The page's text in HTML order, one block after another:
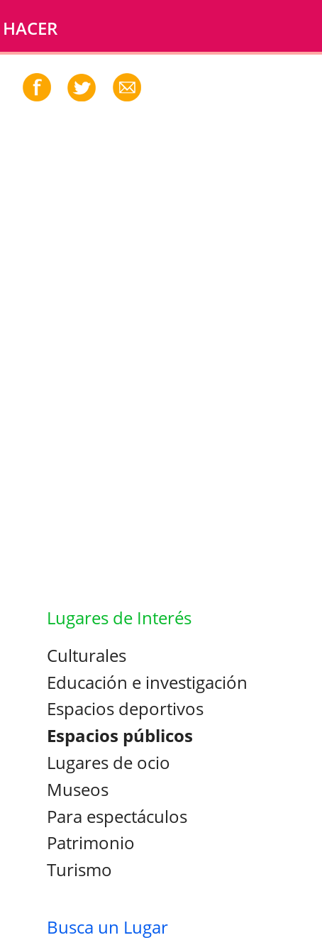
Lugares de Interés
Culturales
Educación e investigación
Espacios deportivos
Espacios públicos
Lugares de ocio
Museos
Para espectáculos
Patrimonio
Turismo
Busca un Lugar